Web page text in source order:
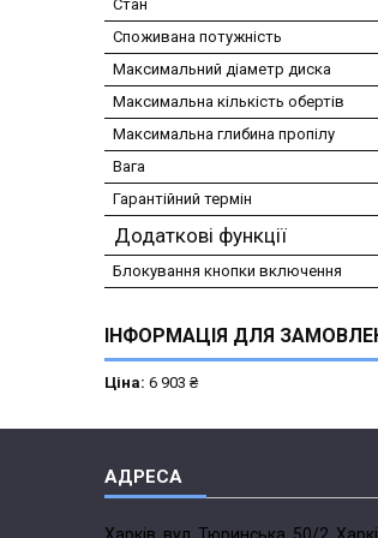
Стан
Споживана потужність
Максимальний діаметр диска
Максимальна кількість обертів
Максимальна глибина пропілу
Вага
Гарантійний термін
Додаткові функції
Блокування кнопки включення
ІНФОРМАЦІЯ ДЛЯ
Ціна: 6 903 ₴